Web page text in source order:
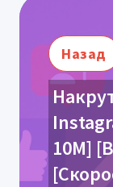
Назад
10М]